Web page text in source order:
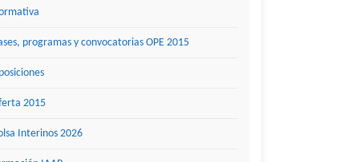
programas y convocatorias OPE 2015
2015
Interinos 2026